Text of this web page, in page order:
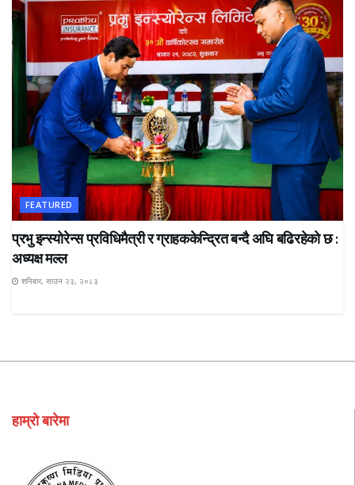
FEATURED
प्रभु इन्स्योरेन्स प्रविधिमैत्री र ग्राहककेन्द्रित बन्दै अघि बढिरहेको छ :
अध्यक्ष मल्ल
शनिबार, साउन २३, २०८३
हाम्रो बारेमा